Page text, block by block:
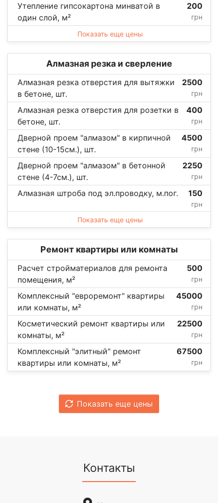
Утепление гипсокартона минватой в
один слой, м²
200
грн
Показать еще цены
Алмазная резка и сверление
Алмазная резка отверстия для вытяжки
в бетоне, шт.
2500
грн
Алмазная резка отверстия для розетки в
бетоне, шт.
400
грн
Дверной проем "алмазом" в кирпичной
стене (10-15см.), шт.
4500
грн
Дверной проем "алмазом" в бетонной
стене (4-7см.), шт.
2250
грн
Алмазная штроба под эл.проводку, м.пог. 150
грн
Показать еще цены
Ремонт квартиры или комнаты
Расчет стройматериалов для ремонта
помещения, м²
500
грн
Комплексный "евроремонт" квартиры
или комнаты, м²
45000
грн
Косметический ремонт квартиры или
комнаты, м²
22500
грн
Комплексный "элитный" ремонт
квартиры или комнаты, м²
67500
грн
Показать еще цены
Контакты